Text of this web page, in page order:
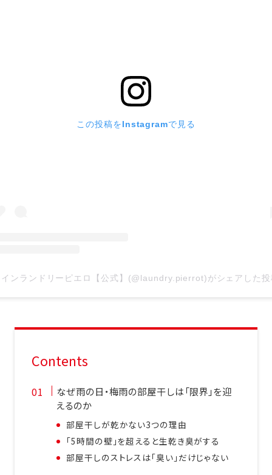
この投稿をInstagramで見る
ンランドリーピエロ【公式】(@laundry.pierrot)がシェアした
Contents
なぜ雨の日・梅雨の部屋干しは「限界」を迎
えるのか
部屋干しが乾かない3つの理由
「5時間の壁」を超えると生乾き臭がする
部屋干しのストレスは「臭い」だけじゃない